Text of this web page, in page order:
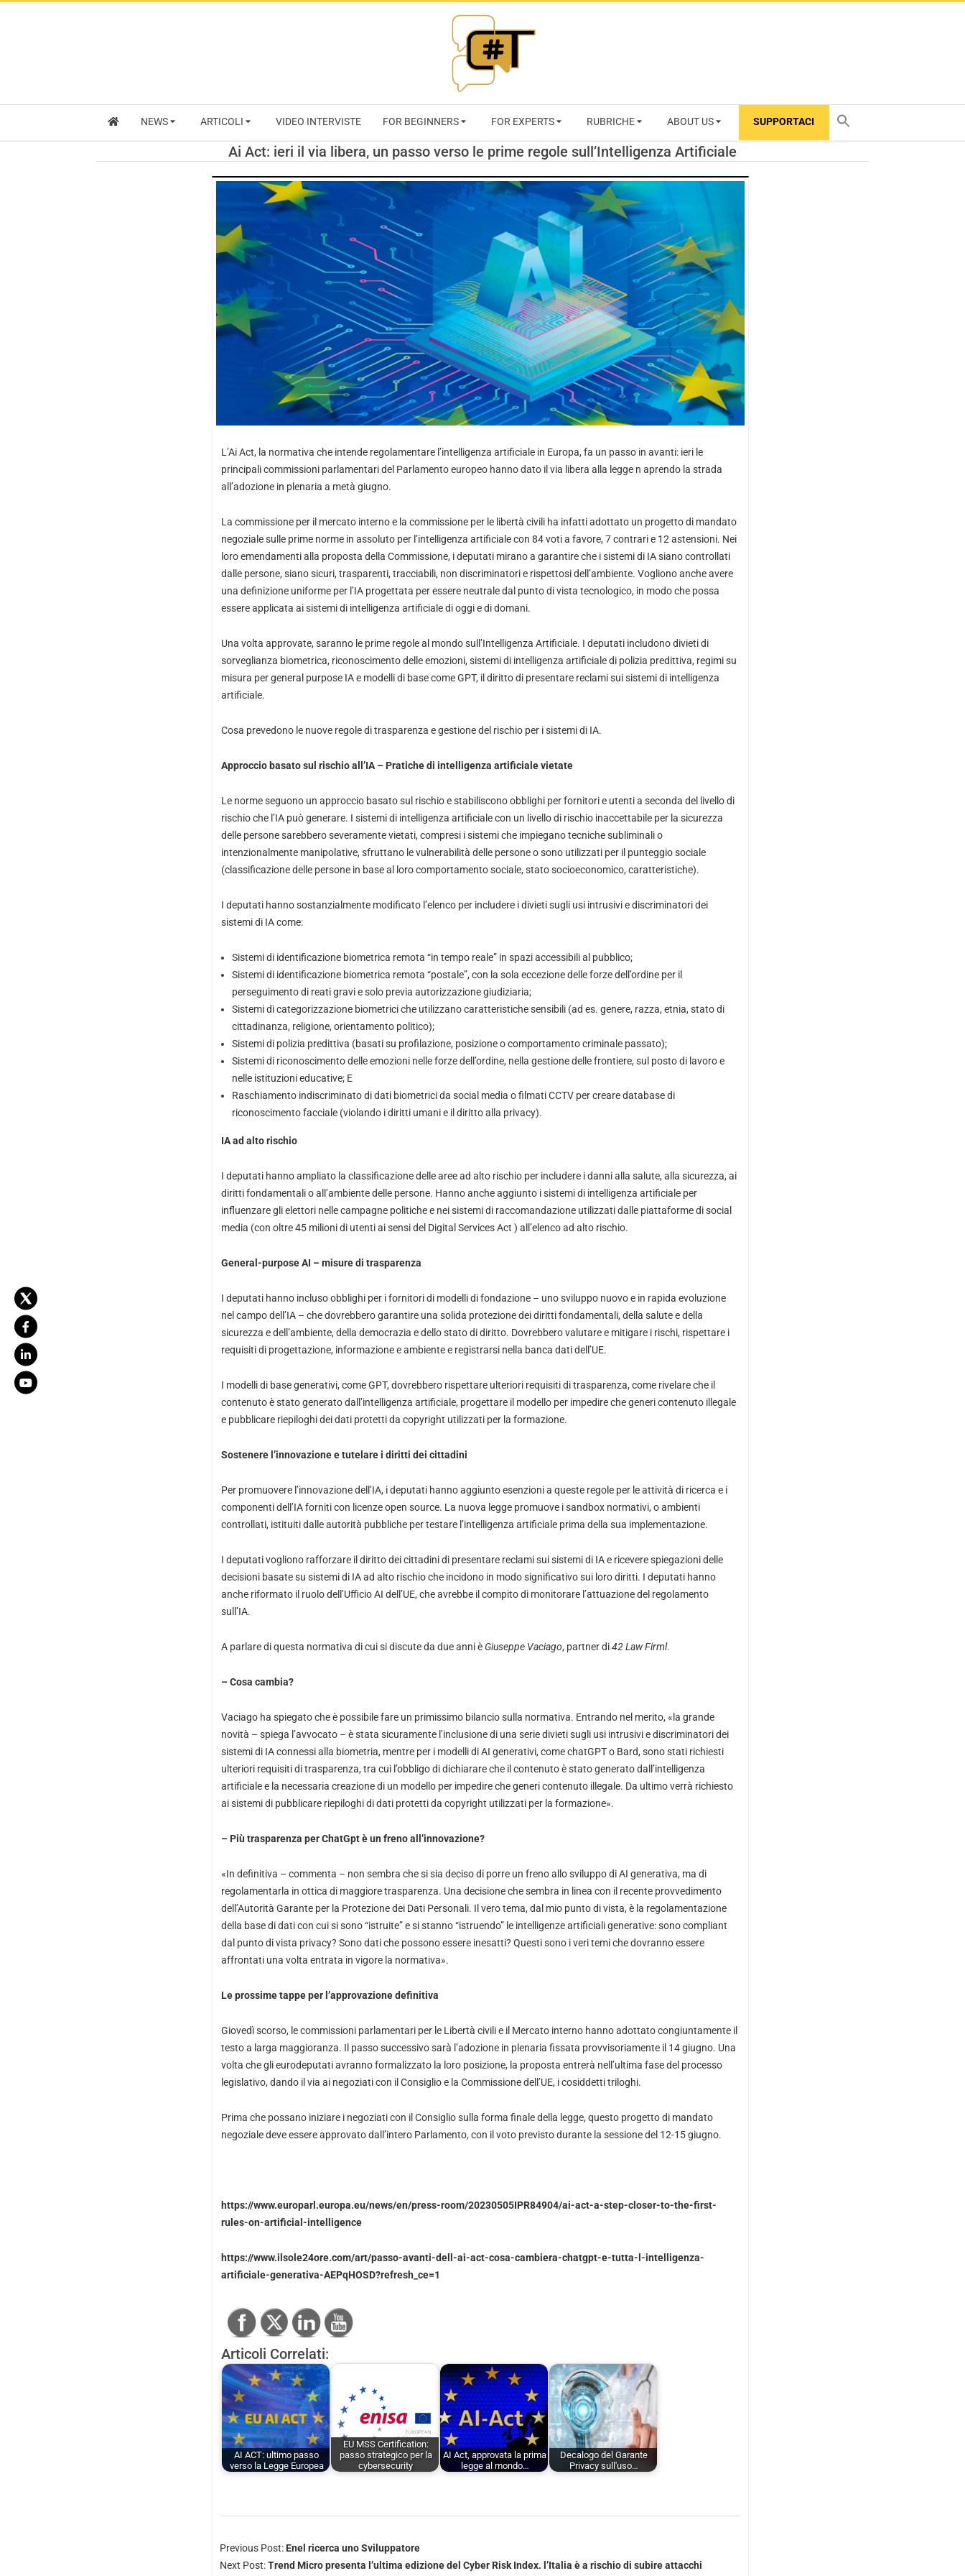
RIVISTA
CYBERSECURITY
TRENDS
NEWS ARTICOLI VIDEO INTERVISTE FOR BEGINNERS FOR EXPERTS RUBRICHE ABOUT US SUPPORTACI
Ai Act: ieri il via libera, un passo verso le prime regole sull’Intelligenza Artificiale
L’Ai Act, la normativa che intende regolamentare l’intelligenza artificiale in Europa, fa un passo in avanti: ieri le
principali commissioni parlamentari del Parlamento europeo hanno dato il via libera alla legge n aprendo la strada
all’adozione in plenaria a metà giugno.
La commissione per il mercato interno e la commissione per le libertà civili ha infatti adottato un progetto di mandato
negoziale sulle prime norme in assoluto per l’intelligenza artificiale con 84 voti a favore, 7 contrari e 12 astensioni. Nei
loro emendamenti alla proposta della Commissione, i deputati mirano a garantire che i sistemi di IA siano controllati
dalle persone, siano sicuri, trasparenti, tracciabili, non discriminatori e rispettosi dell’ambiente. Vogliono anche avere
una definizione uniforme per l’IA progettata per essere neutrale dal punto di vista tecnologico, in modo che possa
essere applicata ai sistemi di intelligenza artificiale di oggi e di domani.
Una volta approvate, saranno le prime regole al mondo sull’Intelligenza Artificiale. I deputati includono divieti di
sorveglianza biometrica, riconoscimento delle emozioni, sistemi di intelligenza artificiale di polizia predittiva, regimi su
misura per general purpose IA e modelli di base come GPT, il diritto di presentare reclami sui sistemi di intelligenza
artificiale.
Cosa prevedono le nuove regole di trasparenza e gestione del rischio per i sistemi di IA.
Approccio basato sul rischio all’IA – Pratiche di intelligenza artificiale vietate
Le norme seguono un approccio basato sul rischio e stabiliscono obblighi per fornitori e utenti a seconda del livello di
rischio che l’IA può generare. I sistemi di intelligenza artificiale con un livello di rischio inaccettabile per la sicurezza
delle persone sarebbero severamente vietati, compresi i sistemi che impiegano tecniche subliminali o
intenzionalmente manipolative, sfruttano le vulnerabilità delle persone o sono utilizzati per il punteggio sociale
(classificazione delle persone in base al loro comportamento sociale, stato socioeconomico, caratteristiche).
I deputati hanno sostanzialmente modificato l’elenco per includere i divieti sugli usi intrusivi e discriminatori dei
sistemi di IA come:
Sistemi di identificazione biometrica remota “in tempo reale” in spazi accessibili al pubblico;
Sistemi di identificazione biometrica remota “postale”, con la sola eccezione delle forze dell’ordine per il
perseguimento di reati gravi e solo previa autorizzazione giudiziaria;
Sistemi di categorizzazione biometrici che utilizzano caratteristiche sensibili (ad es. genere, razza, etnia, stato di
cittadinanza, religione, orientamento politico);
Sistemi di polizia predittiva (basati su profilazione, posizione o comportamento criminale passato);
Sistemi di riconoscimento delle emozioni nelle forze dell’ordine, nella gestione delle frontiere, sul posto di lavoro e
nelle istituzioni educative; E
Raschiamento indiscriminato di dati biometrici da social media o filmati CCTV per creare database di
riconoscimento facciale (violando i diritti umani e il diritto alla privacy).
IA ad alto rischio
I deputati hanno ampliato la classificazione delle aree ad alto rischio per includere i danni alla salute, alla sicurezza, ai
diritti fondamentali o all’ambiente delle persone. Hanno anche aggiunto i sistemi di intelligenza artificiale per
influenzare gli elettori nelle campagne politiche e nei sistemi di raccomandazione utilizzati dalle piattaforme di social
media (con oltre 45 milioni di utenti ai sensi del Digital Services Act ) all’elenco ad alto rischio.
General-purpose AI – misure di trasparenza
I deputati hanno incluso obblighi per i fornitori di modelli di fondazione – uno sviluppo nuovo e in rapida evoluzione
nel campo dell’IA – che dovrebbero garantire una solida protezione dei diritti fondamentali, della salute e della
sicurezza e dell’ambiente, della democrazia e dello stato di diritto. Dovrebbero valutare e mitigare i rischi, rispettare i
requisiti di progettazione, informazione e ambiente e registrarsi nella banca dati dell’UE.
I modelli di base generativi, come GPT, dovrebbero rispettare ulteriori requisiti di trasparenza, come rivelare che il
contenuto è stato generato dall’intelligenza artificiale, progettare il modello per impedire che generi contenuto illegale
e pubblicare riepiloghi dei dati protetti da copyright utilizzati per la formazione.
Sostenere l’innovazione e tutelare i diritti dei cittadini
Per promuovere l’innovazione dell’IA, i deputati hanno aggiunto esenzioni a queste regole per le attività di ricerca e i
componenti dell’IA forniti con licenze open source. La nuova legge promuove i sandbox normativi, o ambienti
controllati, istituiti dalle autorità pubbliche per testare l’intelligenza artificiale prima della sua implementazione.
I deputati vogliono rafforzare il diritto dei cittadini di presentare reclami sui sistemi di IA e ricevere spiegazioni delle
decisioni basate su sistemi di IA ad alto rischio che incidono in modo significativo sui loro diritti. I deputati hanno
anche riformato il ruolo dell’Ufficio AI dell’UE, che avrebbe il compito di monitorare l’attuazione del regolamento
sull’IA.
A parlare di questa normativa di cui si discute da due anni è Giuseppe Vaciago, partner di42 Law Firml.
– Cosa cambia?
Vaciago ha spiegato che è possibile fare un primissimo bilancio sulla normativa. Entrando nel merito, «la grande
novità – spiega l’avvocato – è stata sicuramente l’inclusione di una serie divieti sugli usi intrusivi e discriminatori dei
sistemi di IA connessi alla biometria, mentre per i modelli di AI generativi, come chatGPT o Bard, sono stati richiesti
ulteriori requisiti di trasparenza, tra cui l’obbligo di dichiarare che il contenuto è stato generato dall’intelligenza
artificiale e la necessaria creazione di un modello per impedire che generi contenuto illegale. Da ultimo verrà richiesto
ai sistemi di pubblicare riepiloghi di dati protetti da copyright utilizzati per la formazione».
– Più trasparenza per ChatGpt è un freno all’innovazione?
«In definitiva – commenta – non sembra che si sia deciso di porre un freno allo sviluppo di AI generativa, ma di
regolamentarla in ottica di maggiore trasparenza. Una decisione che sembra in linea con il recente provvedimento
dell’Autorità Garante per la Protezione dei Dati Personali. Il vero tema, dal mio punto di vista, è la regolamentazione
della base di dati con cui si sono “istruite” e si stanno “istruendo” le intelligenze artificiali generative: sono compliant
dal punto di vista privacy? Sono dati che possono essere inesatti? Questi sono i veri temi che dovranno essere
affrontati una volta entrata in vigore la normativa».
Le prossime tappe per l’approvazione definitiva
Giovedì scorso, le commissioni parlamentari per le Libertà civili e il Mercato interno hanno adottato congiuntamente il
testo a larga maggioranza. Il passo successivo sarà l’adozione in plenaria fissata provvisoriamente il 14 giugno. Una
volta che gli eurodeputati avranno formalizzato la loro posizione, la proposta entrerà nell’ultima fase del processo
legislativo, dando il via ai negoziati con il Consiglio e la Commissione dell’UE, i cosiddetti triloghi.
Prima che possano iniziare i negoziati con il Consiglio sulla forma finale della legge, questo progetto di mandato
negoziale deve essere approvato dall’intero Parlamento, con il voto previsto durante la sessione del 12-15 giugno.
https://www.europarl.europa.eu/news/en/press-room/20230505IPR84904/ai-act-a-step-closer-to-the-first-
rules-on-artificial-intelligence
https://www.ilsole24ore.com/art/passo-avanti-dell-ai-act-cosa-cambiera-chatgpt-e-tutta-l-intelligenza-
artificiale-generativa-AEPqHOSD?refresh_ce=1
Articoli Correlati:
AI ACT: ultimo passo
verso la Legge Europea
EU MSS Certification:
passo strategico per la
cybersecurity
AI Act, approvata la prima
legge al mondo…
Decalogo del Garante
Privacy sull'uso…
Previous Post: Enel ricerca uno Sviluppatore
Next Post:Trend Micro presenta l’ultima edizione del Cyber Risk Index. l’Italia è a rischio di subire attacchi